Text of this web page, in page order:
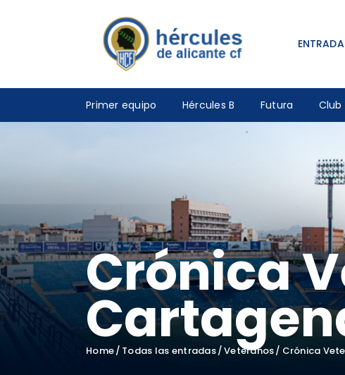
Primer equipo Hércules B Futura Club
Crónica
Home Todas las entradas Veteranos Crónica